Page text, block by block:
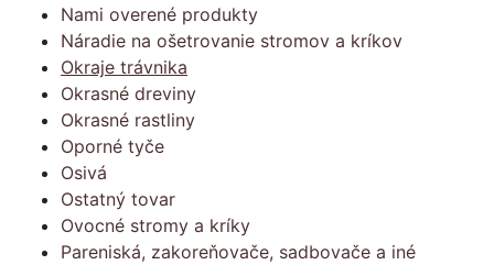
Nami overené produkty
Náradie na ošetrovanie stromov a kríkov
Okraje trávnika
Okrasné dreviny
Okrasné rastliny
Oporné tyče
Osivá
Ostatný tovar
Ovocné stromy a kríky
Pareniská, zakoreňovače, sadbovače a iné